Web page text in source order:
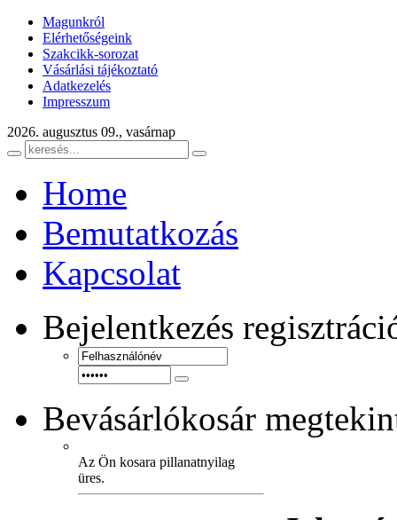
Magunkról
Elérhetőségeink
Szakcikk-sorozat
Vásárlási tájékoztató
Adatkezelés
Impresszum
2026. augusztus 09., vasárnap
Home
Bemutatkozás
Kapcsolat
Bejelentkezés
Bevásárlókosár
Az Ön kosara pillanatnyilag
üres.